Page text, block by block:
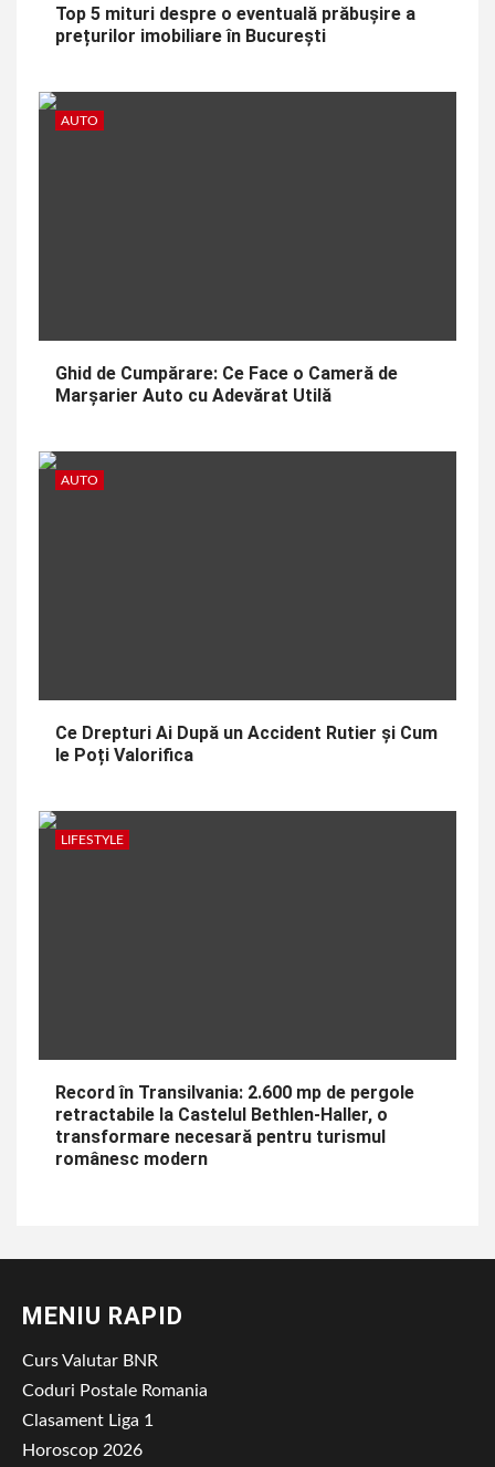
Top 5 mituri despre o eventuală prăbușire a
prețurilor imobiliare în București
AUTO
Ghid de Cumpărare: Ce Face o Cameră de
Marșarier Auto cu Adevărat Utilă
AUTO
Ce Drepturi Ai După un Accident Rutier și Cum
le Poți Valorifica
LIFESTYLE
Record în Transilvania: 2.600 mp de pergole
retractabile la Castelul Bethlen-Haller, o
transformare necesară pentru turismul
românesc modern
MENIU RAPID
Curs Valutar BNR
Coduri Postale Romania
Clasament Liga 1
Horoscop 2026